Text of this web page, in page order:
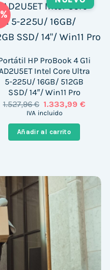
HP ProBook 4 G1i
Intel Core Ultra
5-225U/ 16GB/ 512GB
SSD/ 14″/ Win11 Pro
1.527,96€ El
precio
era:
1.527,96 €.
1.333,99€El
IVA incluido
Añadir al carrito